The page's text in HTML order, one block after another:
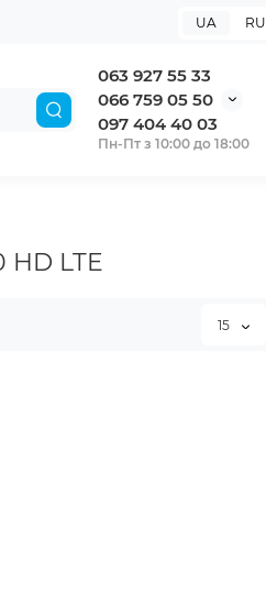
UA RU
063 927 55 33
066 759 05 50
097 404 40 03
Пн-Пт з 10:00 до 18:00
HD LTE
15